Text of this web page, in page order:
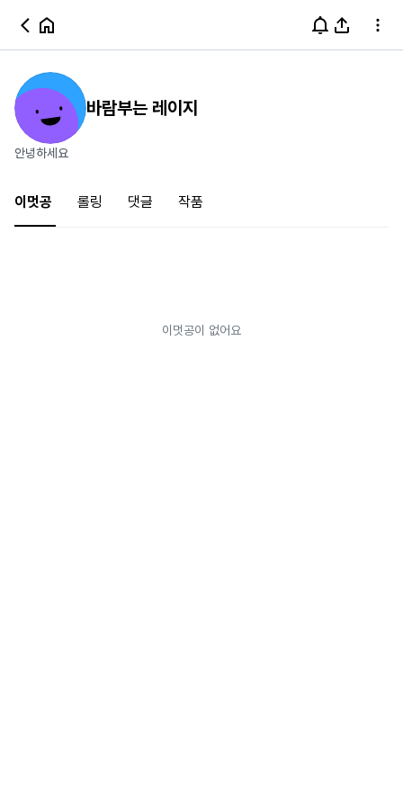
바람부는 레이지
안녕하세요
이멋공 롤링 댓글 작품
이멋공이 없어요